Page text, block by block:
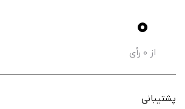
0
از 0 رأی
پشتیبانی